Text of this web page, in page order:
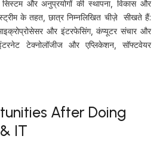
सिस्टम और अनुप्रयोगों की स्थापना, विकास और
के तहत, छात्र निम्नलिखित चीज़े सीखते हैं:
और इंटरफेसिंग, कंप्यूटर संचार और
टेक्नोलॉजीज और एप्लिकेशन, सॉफ्टवेयर
After Doing
IT